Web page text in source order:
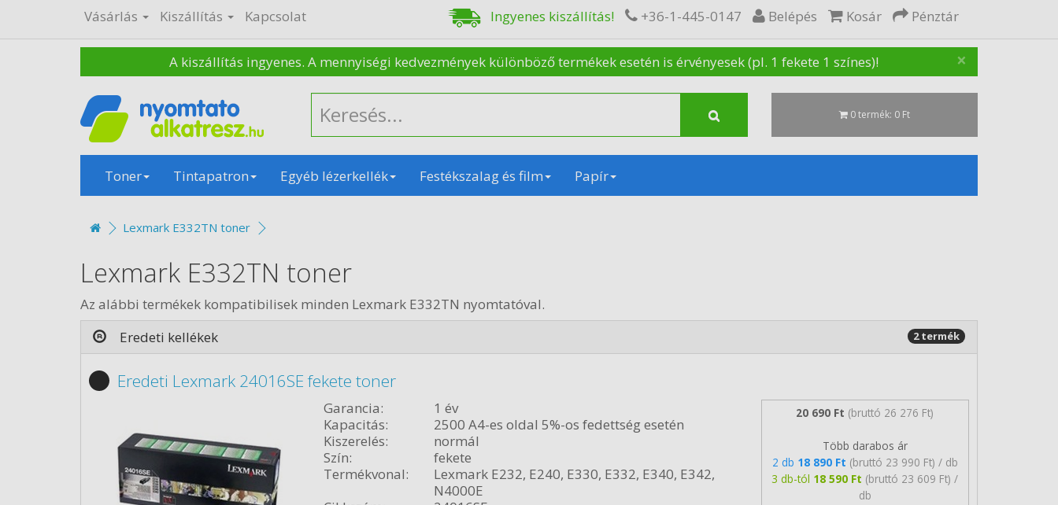
Vásárlás Kiszállítás Kapcsolat Ingyenes kiszállítás! +36-1-445-0147 Belépés Kosár Pénztár
×
A kiszállítás ingyenes. A mennyiségi kedvezmények különböző termékek esetén is érvényesek (pl. 1 fekete 1 színes)!
0 termék: 0 Ft
Toner Tintapatron Egyéb lézerkellék Festékszalag és film Papír
Lexmark E332TN toner
Lexmark E332TN toner
Az alábbi termékek kompatibilisek minden Lexmark E332TN nyomtatóval.
Eredeti kellékek
2 termék
Eredeti Lexmark 24016SE fekete toner
Garancia:
1 év
Kapacitás:
2500 A4-es oldal 5%-os fedettség esetén
Kiszerelés:
normál
Szín:
fekete
Termékvonal:
Lexmark E232, E240, E330, E332, E340, E342,
N4000E
20 690 Ft (bruttó 26 276 Ft)
Több darabos ár
2 db 18 890 Ft (bruttó 23 990 Ft) / db
3 db-tól 18 590 Ft (bruttó 23 609 Ft) /
db